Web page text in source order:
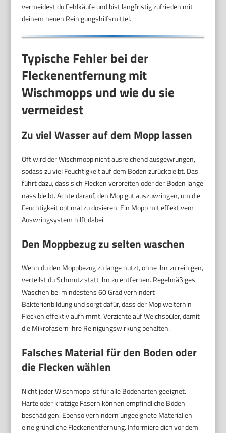
vermeidest du Fehlkäufe und bist langfristig zufrieden mit
deinem neuen Reinigungshilfsmittel.
Typische Fehler bei der
Fleckenentfernung mit
Wischmopps und wie du sie
vermeidest
Zu viel Wasser auf dem Mopp lassen
Oft wird der Wischmopp nicht ausreichend ausgewrungen,
sodass zu viel Feuchtigkeit auf dem Boden zurückbleibt. Das
führt dazu, dass sich Flecken verbreiten oder der Boden lange
nass bleibt. Achte darauf, den Mop gut auszuwringen, um die
Feuchtigkeit optimal zu dosieren. Ein Mopp mit effektivem
Auswringsystem hilft dabei.
Den Moppbezug zu selten waschen
Wenn du den Moppbezug zu lange nutzt, ohne ihn zu reinigen,
verteilst du Schmutz statt ihn zu entfernen. Regelmäßiges
Waschen bei mindestens 60 Grad verhindert
Bakterienbildung und sorgt dafür, dass der Mop weiterhin
Flecken effektiv aufnimmt. Verzichte auf Weichspüler, damit
die Mikrofasern ihre Reinigungswirkung behalten.
Falsches Material für den Boden oder
die Flecken wählen
Nicht jeder Wischmopp ist für alle Bodenarten geeignet.
Harte oder kratzige Fasern können empfindliche Böden
beschädigen. Ebenso verhindern ungeeignete Materialien
eine gründliche Fleckenentfernung. Informiere dich vor dem